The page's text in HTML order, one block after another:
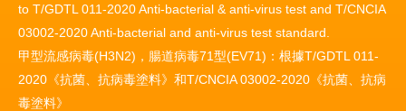
to T/GDTL 011-2020 Anti-bacterial & anti-virus test and T/CNCIA
03002-2020 Anti-bacterial and anti-virus test standard.
甲型流感病毒(H3N2)，腸道病毒71型(EV71)：根據T/GDTL 011-
2020《抗菌、抗病毒塗料》和T/CNCIA 03002-2020《抗菌、抗病
毒塗料》